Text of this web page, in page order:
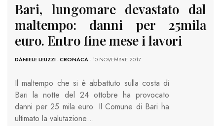
Bari, lungomare devastato dal
maltempo: danni per 25mila
euro. Entro fine mese i lavori
DANIELE LEUZZI-CRONACA- 10 NOVEMBRE 2017
Il maltempo che si è abbattuto sulla costa di
Bari la notte del 24 ottobre ha provocato
danni per 25 mila euro. Il Comune di Bari ha
ultimato la valutazione…